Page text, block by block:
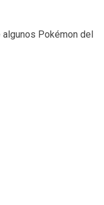
algunos Pokémon del